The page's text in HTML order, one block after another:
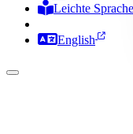
Leichte Sprache
Zur Deutschen
English